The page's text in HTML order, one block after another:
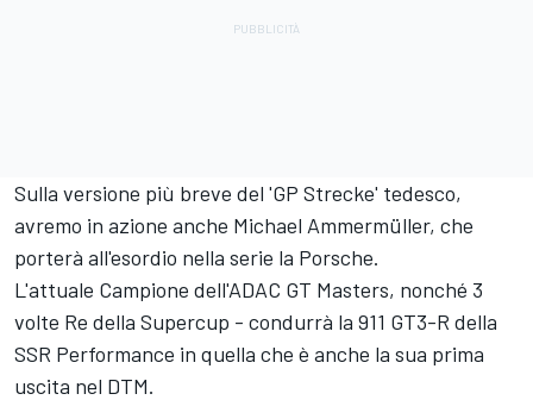
Sulla versione più breve del 'GP Strecke' tedesco,
avremo in azione anche Michael Ammermüller, che
porterà all'esordio nella serie la Porsche.
L'attuale Campione dell'ADAC GT Masters, nonché 3
volte Re della Supercup - condurrà la 911 GT3-R della
SSR Performance in quella che è anche la sua prima
uscita nel DTM.